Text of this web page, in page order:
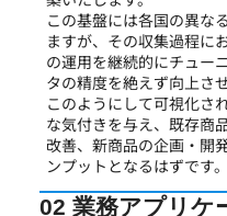
この基盤には各国の異な
ますが、その収集過程に
の運用を継続的にチュー
タの精度を絶えず向上さ
このようにして可視化さ
な気付きを与え、既存商
改善、新商品の企画・開
ンプットとなるはずです。
02 業務アプリケ